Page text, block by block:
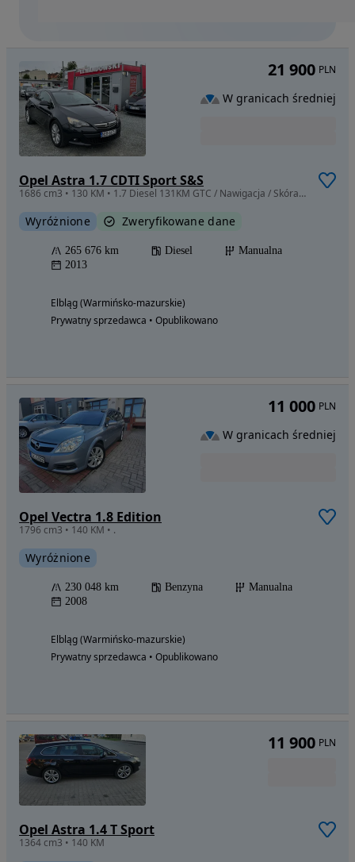
Opel Astra 1.7 CDTI Sport S&S
1686 cm3 • 130 KM • 1.7 Diesel 131KM GTC / Nawigacja / Skóra / ZAMIANA
Wyróżnione Zweryfikowane dane
265 676 km Diesel
Manualna
2013
Elbląg (Warmińsko-mazurskie)
Prywatny sprzedawca • Opublikowano
21 900 PLN
W granicach średniej
Opel Vectra 1.8 Edition
1796 cm3 • 140 KM • .
Wyróżnione
230 048 km Benzyna
Manualna
2008
Elbląg (Warmińsko-mazurskie)
Prywatny sprzedawca • Opublikowano
11 000 PLN
W granicach średniej
Opel Astra 1.4 T Sport
1364 cm3 • 140 KM
11 900 PLN